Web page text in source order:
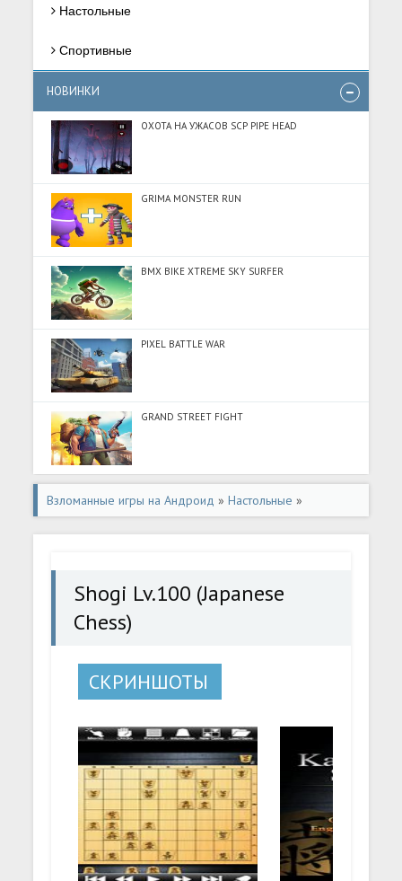
Настольные
Спортивные
НОВИНКИ
ОХОТА НА УЖАСОВ SCP PIPE HEAD
GRIMA MONSTER RUN
BMX BIKE XTREME SKY SURFER
PIXEL BATTLE WAR
GRAND STREET FIGHT
Взломанные игры на Андроид »Настольные »
Взломанная игра Shogi Lv.100 (Japanese Chess) (Мод
Shogi Lv.100 (Japanese
Chess)
СКРИНШОТЫ